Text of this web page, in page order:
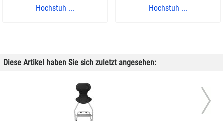
Hochstuh ...
Hochstuh ...
Diese Artikel haben Sie sich zuletzt angesehen: